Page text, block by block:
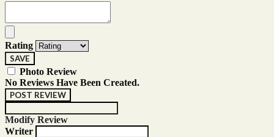
Rating
SAVE
Photo Review
No Reviews Have Been Created.
POST REVIEW
Modify Review
Writer